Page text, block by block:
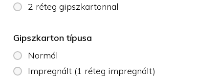
2 réteg gipszkartonnal
Gipszkarton típusa
Normál
Impregnált (1 réteg impregnált)